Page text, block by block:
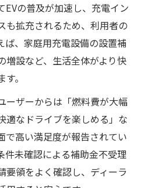
EVの普及が加速し、充電イン
も拡充されるため、利用者の
ば、家庭用充電設備の設置補
増設など、生活全体がより快
。
ーザーからは「燃料費が大幅
適なドライブを楽しめる」な
で高い満足度が報告されてい
件未確認による補助金不受理
要領をよく確認し、ディーラ